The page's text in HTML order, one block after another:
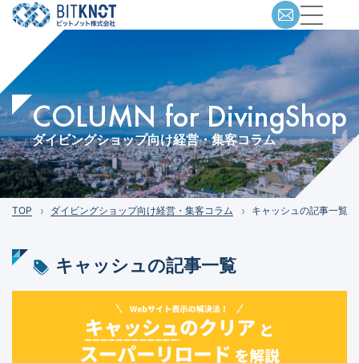
COLUMN for DivingShop
ダイビングショップ向け経営・集客コラム
TOP ダイビングショップ向け経営・集客コラム キャッシュの記事一覧
キャッシュの記事一覧